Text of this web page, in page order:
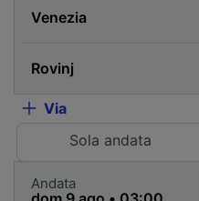
Via
Sola andata
Andata